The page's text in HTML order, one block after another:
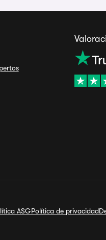
ASGPolítica de privacidad